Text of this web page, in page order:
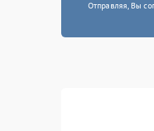
Отправляя, Вы